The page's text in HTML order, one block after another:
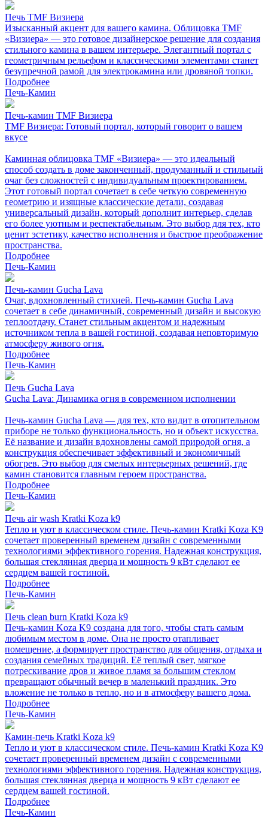
Печь TMF Визиера
Изысканный акцент для вашего камина. Облицовка TMF
«Визиера» — это готовое дизайнерское решение для создания
стильного камина в вашем интерьере. Элегантный портал с
геометричным рельефом и классическими элементами станет
безупречной рамой для электрокамина или дровяной топки.
Подробнее
Печь-Камин
Печь-камин TMF Визиера
TMF Визиера: Готовый портал, который говорит о вашем
вкусе
Каминная облицовка TMF «Визиера» — это идеальный
способ создать в доме законченный, продуманный и стильный
очаг без сложностей с индивидуальным проектированием.
Этот готовый портал сочетает в себе четкую современную
геометрию и изящные классические детали, создавая
универсальный дизайн, который дополнит интерьер, сделав
его более уютным и респектабельным. Это выбор для тех, кто
ценит эстетику, качество исполнения и быстрое преображение
пространства.
Подробнее
Печь-Камин
Печь-камин Gucha Lava
Очаг, вдохновленный стихией. Печь-камин Gucha Lava
сочетает в себе динамичный, современный дизайн и высокую
теплоотдачу. Станет стильным акцентом и надежным
источником тепла в вашей гостиной, создавая неповторимую
атмосферу живого огня.
Подробнее
Печь-Камин
Печь Gucha Lava
Gucha Lava: Динамика огня в современном исполнении
Печь-камин Gucha Lava — для тех, кто видит в отопительном
приборе не только функциональность, но и объект искусства.
Её название и дизайн вдохновлены самой природой огня, а
конструкция обеспечивает эффективный и экономичный
обогрев. Это выбор для смелых интерьерных решений, где
камин становится главным героем пространства.
Подробнее
Печь-Камин
Печь air wash Kratki Koza k9
Тепло и уют в классическом стиле. Печь-камин Kratki Koza K9
сочетает проверенный временем дизайн с современными
технологиями эффективного горения. Надежная конструкция,
большая стеклянная дверца и мощность 9 кВт сделают ее
сердцем вашей гостиной.
Подробнее
Печь-Камин
Печь clean burn Kratki Koza k9
Печь-камин Koza K9 создана для того, чтобы стать самым
любимым местом в доме. Она не просто отапливает
помещение, а формирует пространство для общения, отдыха и
создания семейных традиций. Её теплый свет, мягкое
потрескивание дров и живое пламя за большим стеклом
превращают обычный вечер в маленький праздник. Это
вложение не только в тепло, но и в атмосферу вашего дома.
Подробнее
Печь-Камин
Камин-печь Kratki Koza k9
Тепло и уют в классическом стиле. Печь-камин Kratki Koza K9
сочетает проверенный временем дизайн с современными
технологиями эффективного горения. Надежная конструкция,
большая стеклянная дверца и мощность 9 кВт сделают ее
сердцем вашей гостиной.
Подробнее
Печь-Камин